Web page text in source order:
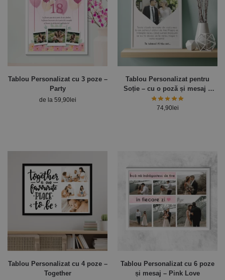
Tablou Personalizat cu 3 poze –
Party
de la 59,90lei
Tablou Personalizat pentru
Soție – cu o poză și mesaj –
30x40cm
74,90lei
Tablou Personalizat cu 4 poze –
Together
Tablou Personalizat cu 6 poze
și mesaj – Pink Love